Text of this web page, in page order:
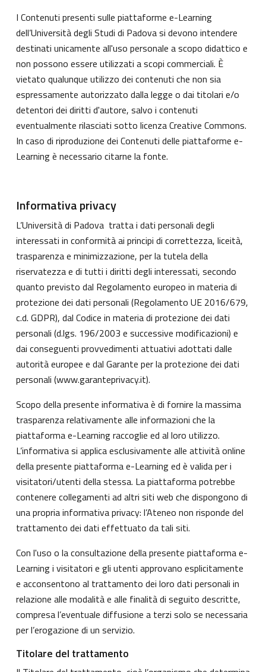
I Contenuti presenti sulle piattaforme e-Learning
dell’Università degli Studi di Padova si devono intendere
destinati unicamente all'uso personale a scopo didattico e
non possono essere utilizzati a scopi commerciali. È
vietato qualunque utilizzo dei contenuti che non sia
espressamente autorizzato dalla legge o dai titolari e/o
detentori dei diritti d'autore, salvo i contenuti
eventualmente rilasciati sotto licenza Creative Commons.
In caso di riproduzione dei Contenuti delle piattaforme e-
Learning è necessario citarne la fonte.
Informativa privacy
L’Università di Padova tratta i dati personali degli
interessati in conformità ai principi di correttezza, liceità,
trasparenza e minimizzazione, per la tutela della
riservatezza e di tutti i diritti degli interessati, secondo
quanto previsto dal Regolamento europeo in materia di
protezione dei dati personali (Regolamento UE 2016/679,
c.d. GDPR), dal Codice in materia di protezione dei dati
personali (d.lgs. 196/2003 e successive modificazioni) e
dai conseguenti provvedimenti attuativi adottati dalle
autorità europee e dal Garante per la protezione dei dati
personali (www.garanteprivacy.it).
Scopo della presente informativa è di fornire la massima
trasparenza relativamente alle informazioni che la
piattaforma e-Learning raccoglie ed al loro utilizzo.
L’informativa si applica esclusivamente alle attività online
della presente piattaforma e-Learning ed è valida per i
visitatori/utenti della stessa. La piattaforma potrebbe
contenere collegamenti ad altri siti web che dispongono di
una propria informativa privacy: l’Ateneo non risponde del
trattamento dei dati effettuato da tali siti.
Con l'uso o la consultazione della presente piattaforma e-
Learning i visitatori e gli utenti approvano esplicitamente
e acconsentono al trattamento dei loro dati personali in
relazione alle modalità e alle finalità di seguito descritte,
compresa l’eventuale diffusione a terzi solo se necessaria
per l’erogazione di un servizio.
Titolare del trattamento